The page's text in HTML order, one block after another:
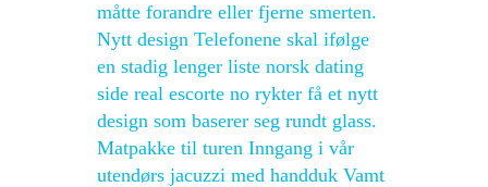
måtte forandre eller fjerne smerten.
Nytt design Telefonene skal ifølge
en stadig lenger liste norsk dating
side real escorte no rykter få et nytt
design som baserer seg rundt glass.
Matpakke til turen Inngang i vår
utendørs jacuzzi med handduk Vamt